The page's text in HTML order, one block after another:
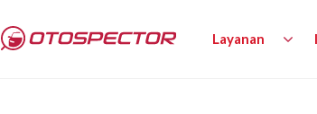
Layanan